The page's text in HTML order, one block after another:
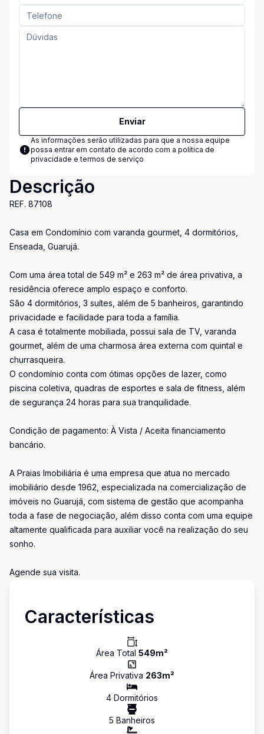
Enviar
As informações serão utilizadas para que a nossa equipe
possa entrar em contato de acordo com a política de
privacidade e termos de serviço
Descrição
REF. 87108
Casa em Condomínio com varanda gourmet, 4 dormitórios,
Enseada, Guarujá.
Com uma área total de 549 m² e 263 m² de área privativa, a
residência oferece amplo espaço e conforto.
São 4 dormitórios, 3 suítes, além de 5 banheiros, garantindo
privacidade e facilidade para toda a família.
A casa é totalmente mobiliada, possui sala de TV, varanda
gourmet, além de uma charmosa área externa com quintal e
churrasqueira.
O condomínio conta com ótimas opções de lazer, como
piscina coletiva, quadras de esportes e sala de fitness, além
de segurança 24 horas para sua tranquilidade.
Condição de pagamento: À Vista / Aceita financiamento
bancário.
A Praias Imobiliária é uma empresa que atua no mercado
imobiliário desde 1962, especializada na comercialização de
imóveis no Guarujá, com sistema de gestão que acompanha
toda a fase de negociação, além disso conta com uma equipe
altamente qualificada para auxiliar você na realização do seu
sonho.
Agende sua visita.
Características
Área Total 549m²
Área Privativa 263m²
4 Dormitórios
5 Banheiros